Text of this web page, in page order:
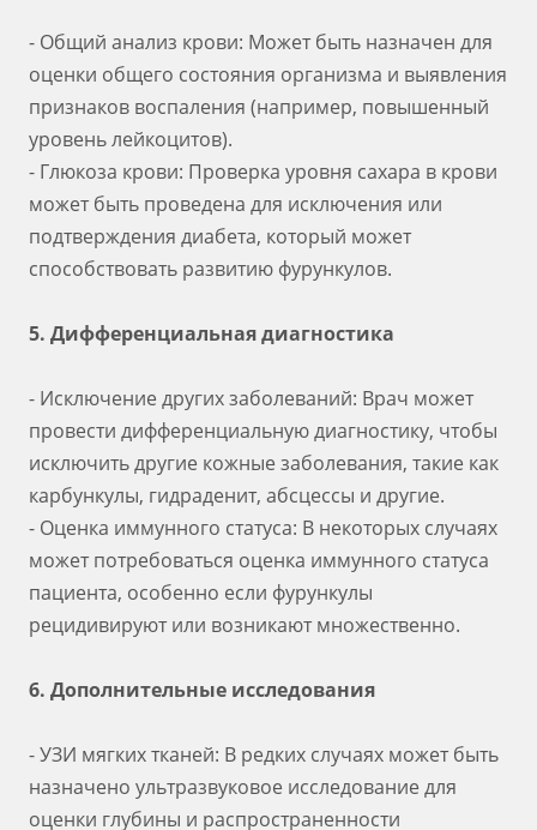
- Общий анализ крови: Может быть назначен для
оценки общего состояния организма и выявления
признаков воспаления (например, повышенный
уровень лейкоцитов).
- Глюкоза крови: Проверка уровня сахара в крови
может быть проведена для исключения или
подтверждения диабета, который может
способствовать развитию фурункулов.
5. Дифференциальная диагностика
- Исключение других заболеваний: Врач может
провести дифференциальную диагностику, чтобы
исключить другие кожные заболевания, такие как
карбункулы, гидраденит, абсцессы и другие.
- Оценка иммунного статуса: В некоторых случаях
может потребоваться оценка иммунного статуса
пациента, особенно если фурункулы
рецидивируют или возникают множественно.
6. Дополнительные исследования
- УЗИ мягких тканей: В редких случаях может быть
назначено ультразвуковое исследование для
оценки глубины и распространенности